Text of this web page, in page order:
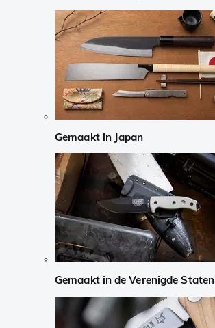
Gemaakt in Japan
Gemaakt in de Verenigde Staten